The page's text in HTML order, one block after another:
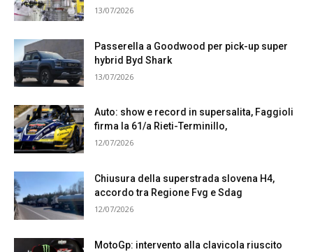
13/07/2026
Passerella a Goodwood per pick-up super
hybrid Byd Shark
13/07/2026
Auto: show e record in supersalita, Faggioli
firma la 61/a Rieti-Terminillo,
12/07/2026
Chiusura della superstrada slovena H4,
accordo tra Regione Fvg e Sdag
12/07/2026
MotoGp: intervento alla clavicola riuscito